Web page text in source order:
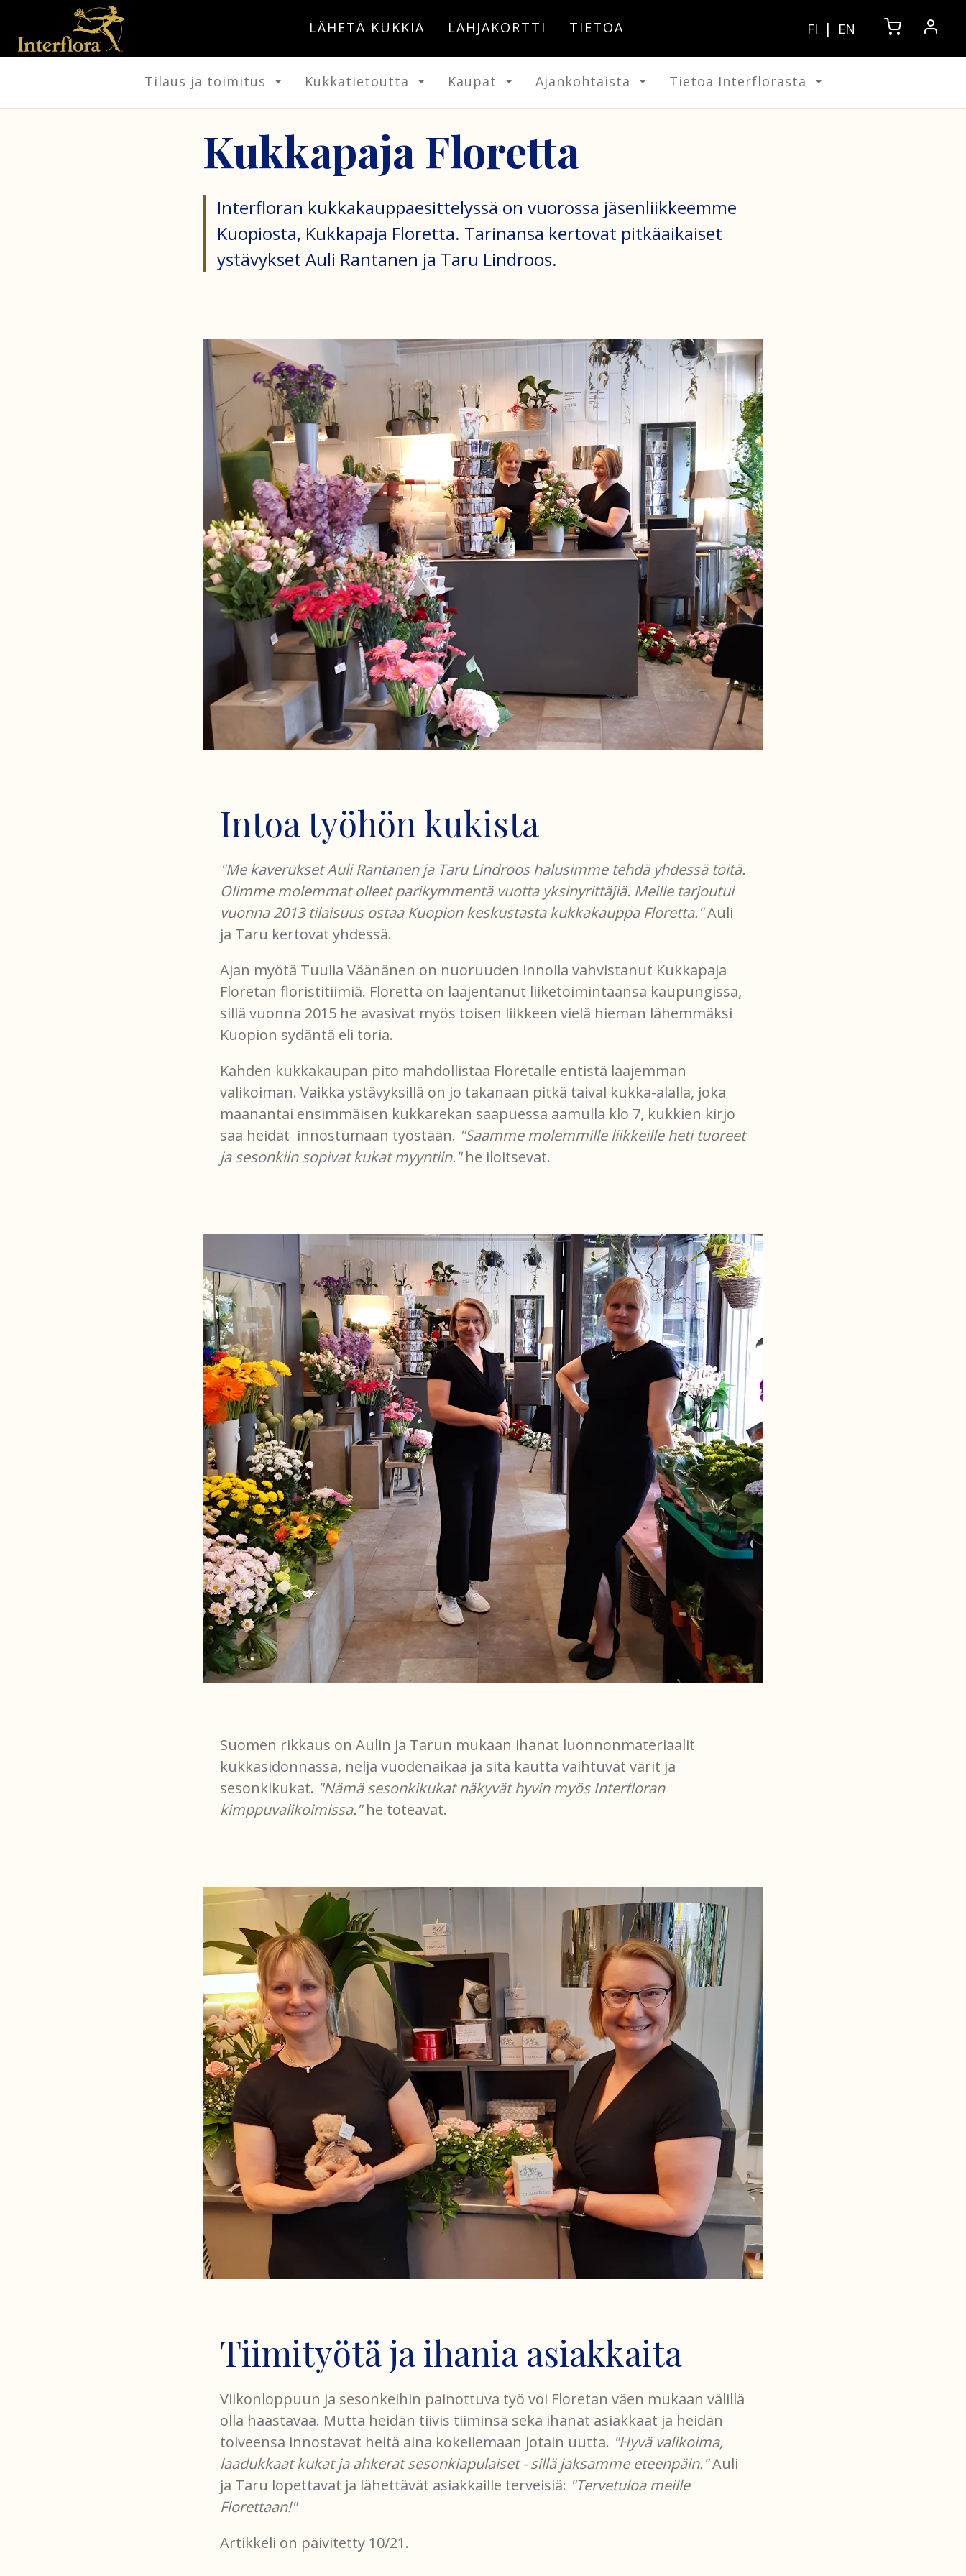
LÄHETÄ KUKKIA LAHJAKORTTI TIETOA FI | EN
Tilaus ja toimitus Kukkatietoutta Kaupat Ajankohtaista Tietoa Interflorasta
Kukkapaja Floretta
Interfloran kukkakauppaesittelyssä on vuorossa jäsenliikkeemme
Kuopiosta, Kukkapaja Floretta. Tarinansa kertovat pitkäaikaiset
ystävykset Auli Rantanen ja Taru Lindroos.
Intoa työhön kukista
"Me kaverukset Auli Rantanen ja Taru Lindroos halusimme tehdä yhdessä töitä.
Olimme molemmat olleet parikymmentä vuotta yksinyrittäjiä. Meille tarjoutui
vuonna 2013 tilaisuus ostaa Kuopion keskustasta kukkakauppa Floretta."Auli
ja Taru kertovat yhdessä.
Ajan myötä Tuulia Väänänen on nuoruuden innolla vahvistanut Kukkapaja
Floretan floristitiimiä. Floretta on laajentanut liiketoimintaansa kaupungissa,
sillä vuonna 2015 he avasivat myös toisen liikkeen vielä hieman lähemmäksi
Kuopion sydäntä eli toria.
Kahden kukkakaupan pito mahdollistaa Floretalle entistä laajemman
valikoiman. Vaikka ystävyksillä on jo takanaan pitkä taival kukka-alalla, joka
maanantai ensimmäisen kukkarekan saapuessa aamulla klo 7, kukkien kirjo
saa heidät innostumaan työstään. "Saamme molemmille liikkeille heti tuoreet
ja sesonkiin sopivat kukat myyntiin."he iloitsevat.
Suomen rikkaus on Aulin ja Tarun mukaan ihanat luonnonmateriaalit
kukkasidonnassa, neljä vuodenaikaa ja sitä kautta vaihtuvat värit ja
sesonkikukat. "Nämä sesonkikukat näkyvät hyvin myös Interfloran
kimppuvalikoimissa."he toteavat.
Tiimityötä ja ihania asiakkaita
Viikonloppuun ja sesonkeihin painottuva työ voi Floretan väen mukaan välillä
olla haastavaa. Mutta heidän tiivis tiiminsä sekä ihanat asiakkaat ja heidän
toiveensa innostavat heitä aina kokeilemaan jotain uutta. "Hyvä valikoima,
laadukkaat kukat ja ahkerat sesonkiapulaiset - sillä jaksamme eteenpäin."Auli
ja Taru lopettavat ja lähettävät asiakkaille terveisiä: "Tervetuloa meille
Florettaan!"
Artikkeli on päivitetty 10/21.